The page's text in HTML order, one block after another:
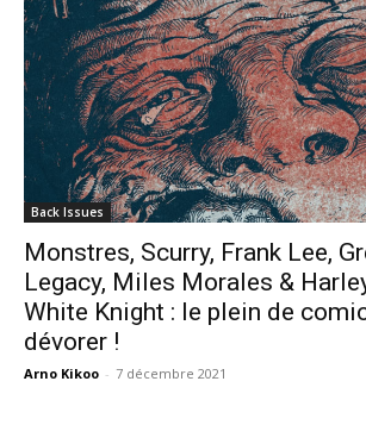
Back Issues
Monstres, Scurry, Frank Lee,
Legacy, Miles Morales &
White Knight : le plein de
dévorer !
Arno Kikoo - 7 décembre 2021